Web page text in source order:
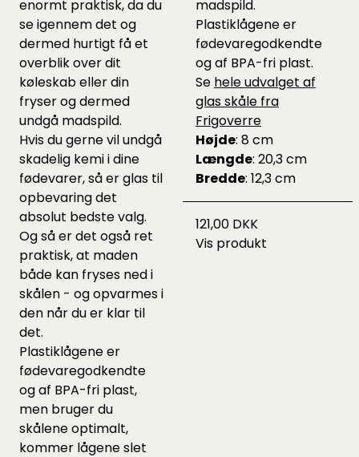
enormt praktisk, da du
se igennem det og
dermed hurtigt få et
overblik over dit
køleskab eller din
fryser og dermed
undgå madspild.
Hvis du gerne vil undgå
skadelig kemi i dine
fødevarer, så er glas til
opbevaring det
absolut bedste valg.
Og så er det også ret
praktisk, at maden
både kan fryses ned i
skålen - og opvarmes i
den når du er klar til
det.
Plastiklågene er
fødevaregodkendte
og af BPA-fri plast,
men bruger du
skålene optimalt,
kommer lågene slet
madspild.
Plastiklågene er
fødevaregodkendte
og af BPA-fri plast.
Se hele udvalget af
glas skåle fra
Frigoverre
Højde: 8 cm
Længde: 20,3 cm
Bredde: 12,3 cm
121,00 DKK
Vis produkt